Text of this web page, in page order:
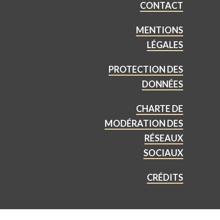
CONTACT
MENTIONS
LÉGALES
PROTECTION DES
DONNÉES
CHARTE DE
MODÉRATION DES
RÉSEAUX
SOCIAUX
CRÉDITS